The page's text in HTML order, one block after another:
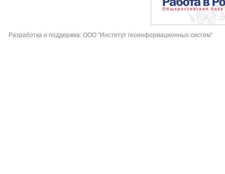
Разработка и поддержка: ООО "Институт геоинформационных систем"